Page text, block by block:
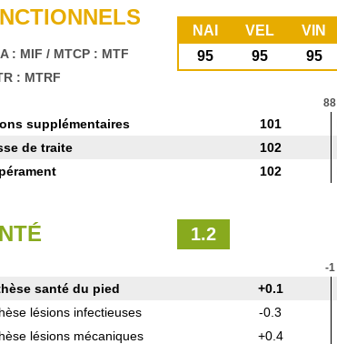
: MIF / MTCP : MTF
: MTRF
NAI VEL VIN
95
95 95
88
supplémentaires 101
de traite 102
102
1.2
-1
santé du pied
+0.1
lésions infectieuses
-0.3
lésions mécaniques
+0.4